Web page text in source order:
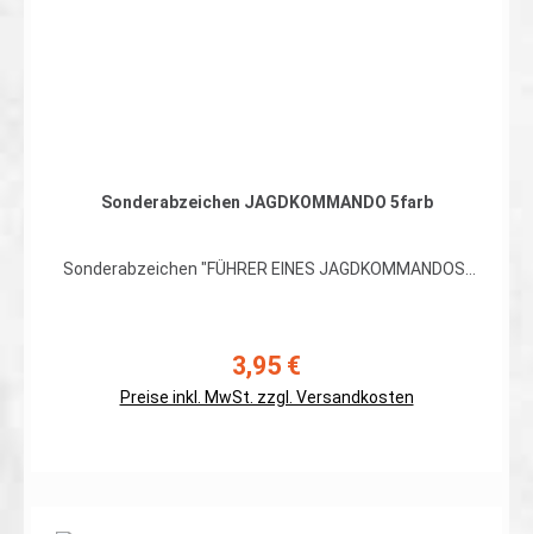
Sonderabzeichen JAGDKOMMANDO 5farb
Sonderabzeichen "FÜHRER EINES JAGDKOMMANDOS"
Klett auf der Rückseite
Regulärer Preis:
3,95 €
Preise inkl. MwSt. zzgl. Versandkosten